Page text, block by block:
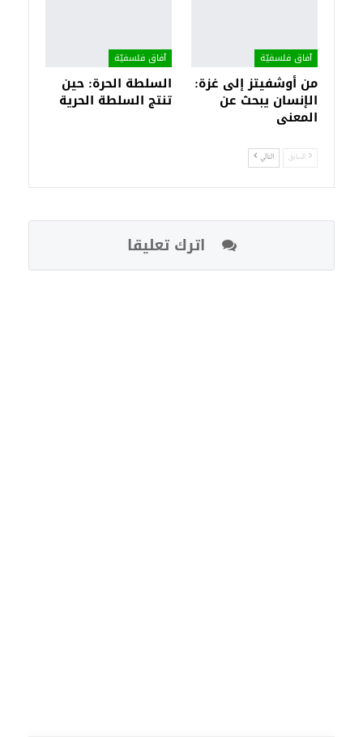
آفاق فلسفيّة‎
من أوشفيتز إلى غزة:
الإنسان يبحث عن
المعنى
آفاق فلسفيّة‎
السلطة الحرة: حين
تنتج السلطة الحرية
السابق التالي
اترك تعليقا